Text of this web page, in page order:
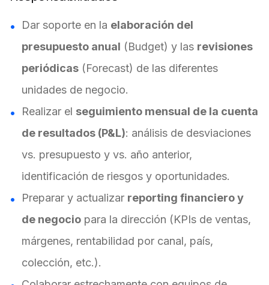
Dar soporte en la elaboración del
presupuesto anual (Budget) y las revisiones
periódicas (Forecast) de las diferentes
unidades de negocio.
Realizar el seguimiento mensual de la cuenta
de resultados (P&L): análisis de desviaciones
vs. presupuesto y vs. año anterior,
identificación de riesgos y oportunidades.
Preparar y actualizar reporting financiero y
de negocio para la dirección (KPIs de ventas,
márgenes, rentabilidad por canal, país,
colección, etc.).